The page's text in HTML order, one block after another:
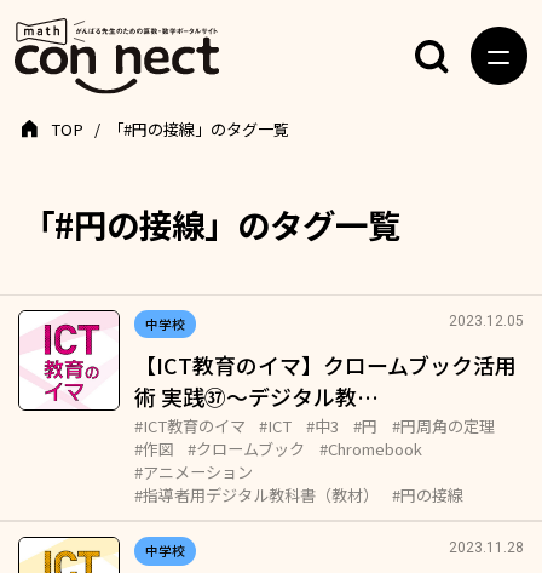
「#円の接線」のタグ一覧
TOP 「#円の接線」のタグ一覧
中学校 2023.12.05
【ICT教育のイマ】クロームブック活用
術 実践㊲～デジタル教…
#ICT教育のイマ #ICT #中3 #円
#円周角の定理
#作図
#クロームブック
#Chromebook
#アニメーション
#指導者用デジタル教科書（教材）
#円の接線
中学校 2023.11.28